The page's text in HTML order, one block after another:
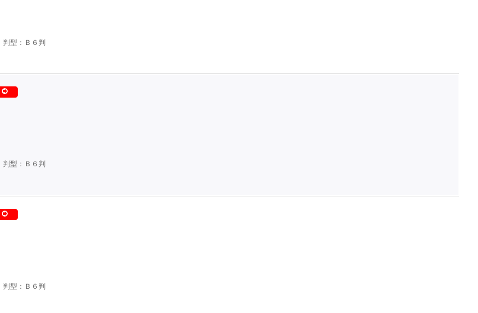
判型：Ｂ６判
判型：Ｂ６判
判型：Ｂ６判